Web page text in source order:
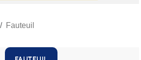
Fauteuil